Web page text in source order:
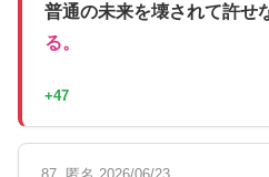
普通の未来を壊されて許せ
る。
+47